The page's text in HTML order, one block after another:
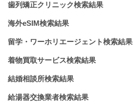
歯列矯正クリニック検索結果
海外eSIM検索結果
留学・ワーホリエージェント検索結果
着物買取サービス検索結果
結婚相談所検索結果
給湯器交換業者検索結果